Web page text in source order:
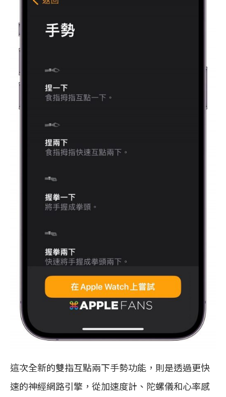
這次全新的雙指互點兩下手勢功能，則是透過更快
速的神經網路引擎，從加速度計、陀螺儀和心率感